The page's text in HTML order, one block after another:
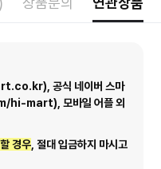
공식 네이버 스마
mart), 모바일 어플 외
경우, 절대 입금하지 마시고